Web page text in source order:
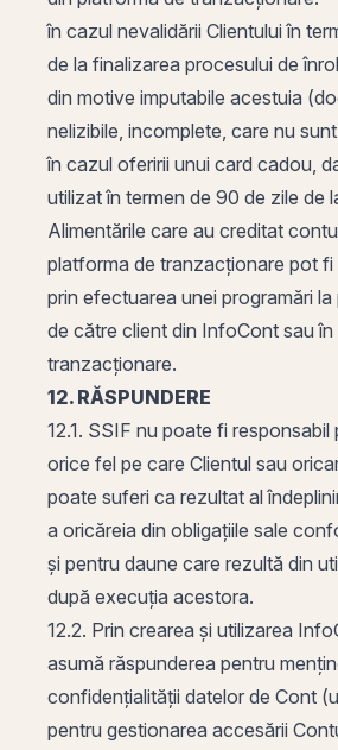
în cazul nevalidării Clientului în
de la finalizarea procesului de
din motive imputabile acestuia
nelizibile, incomplete, care nu
în cazul oferirii unui card cadou,
utilizat în termen de 90 de zile de
Alimentările care au creditat
platforma de tranzacționare pot fi
prin efectuarea unei programări
de către client din InfoCont sau
tranzacționare.
12. RĂSPUNDERE
12.1. SSIF nu poate fi responsabil
orice fel pe care Clientul sau
poate suferi ca rezultat al
a oricăreia din obligațiile sale
și pentru daune care rezultă din
după execuția acestora.
12.2. Prin crearea și utilizarea
asumă răspunderea pentru
confidențialității datelor de Cont
pentru gestionarea accesării